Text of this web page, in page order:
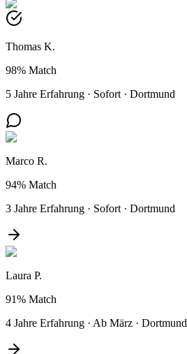
Thomas K.
98% Match
5 Jahre Erfahrung · Sofort · Dortmund
Marco R.
94% Match
3 Jahre Erfahrung · Sofort · Dortmund
Laura P.
91% Match
4 Jahre Erfahrung · Ab März · Dortmund